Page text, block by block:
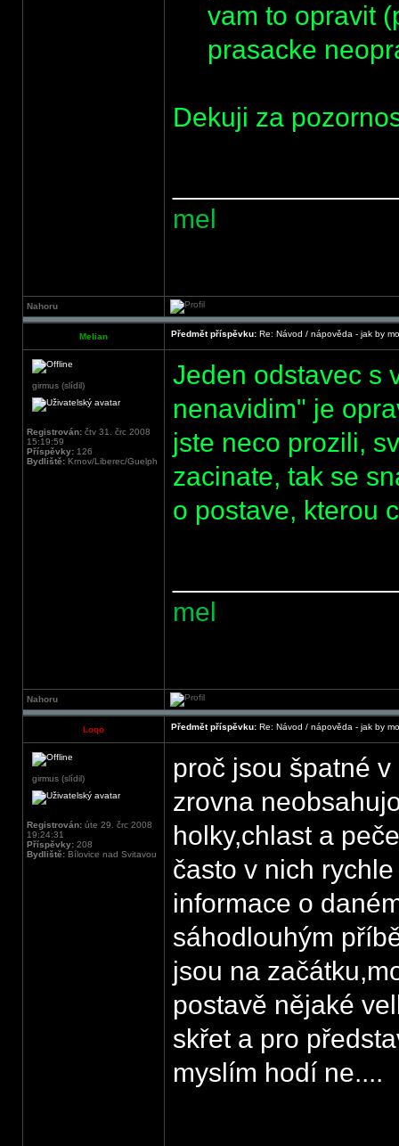
vam to opravit
prasacke
Dekuji za
mel
Nahoru
Melian Předmět příspěvku: Re: Návod / nápověda - jak by
girmus (slídil)
Registrován: čtv 31. črc 2008
15:19:59
Příspěvky: 126
Bydliště: Krnov/Liberec/Guelph
Jeden odstavec s
nenavidim" je
jste neco prozili,
zacinate, tak se
o postave, kterou
mel
Nahoru
Loqo Předmět příspěvku: Re: Návod / nápověda - jak by
girmus (slídil)
Registrován: úte 29. črc 2008
19:24:31
Příspěvky: 208
Bydliště: Bílovice nad Svitavou
proč jsou špatné
zrovna
holky,chlast a
často v nich
informace o
sáhodlouhým
jsou na
postavě nějaké
skřet a pro
myslím hodí ne....